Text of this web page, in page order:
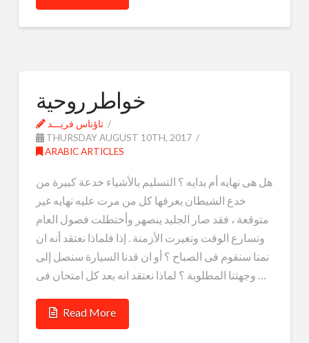
خواطر روحية
تاؤناس فريـــد
THURSDAY AUGUST 10TH, 2017
ARABIC ARTICLES
هل هى نهايه أم بدايه ؟ التسليم بالأشياء خدعة كبيرة من
خدع الشيطان يعرفها كل من مرت عليه نهايه غير
متوقعة ، فقد صار الجليد ينصهر وأختطلت فصول العام
وتسارع الوقت وتغيرت الأزمنة . إذا فلماذا نعتقد أنه ان
نمنا سنقوم فى الصباح ؟ أو ان قدنا السيارة سنصل إلى
Read More